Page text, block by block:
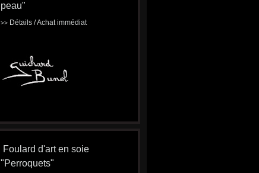
peau"
>> Détails / Achat immédiat
Foulard d'art en soie
"Perroquets"